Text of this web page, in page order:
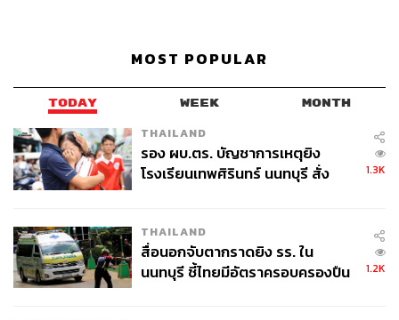
MOST POPULAR
TODAY WEEK MONTH
THAILAND
รอง ผบ.ตร. บัญชาการเหตุยิง
โรงเรียนเทพศิรินทร์ นนทบุรี สั่ง
1.3K
THAILAND
สื่อนอกจับตากราดยิง รร. ใน
นนทบุรี ชี้ไทยมีอัตราครอบครองปืน
1.2K